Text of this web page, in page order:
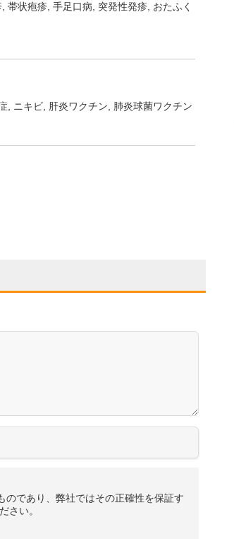
帯状疱疹 手足口病 突発性発疹 おたふく
ニキビ 肝炎ワクチン
肺炎球菌ワクチン
のであり、弊社ではその正確性を保証す
さい。